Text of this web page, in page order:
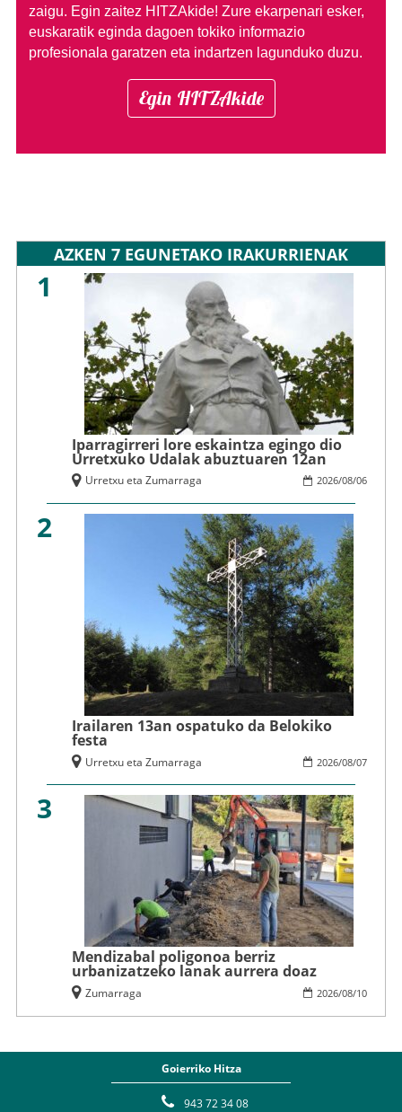
zaigu. Egin zaitez HITZAkide! Zure ekarpenari esker,
euskaratik eginda dagoen tokiko informazio
profesionala garatzen eta indartzen lagunduko duzu.
Egin HITZAkide
AZKEN 7 EGUNETAKO IRAKURRIENAK
1
Iparragirreri lore eskaintza egingo dio
Urretxuko Udalak abuztuaren 12an
2026/08/06
Urretxu eta Zumarraga
2
Irailaren 13an ospatuko da Belokiko
festa
2026/08/07
Urretxu eta Zumarraga
3
Mendizabal poligonoa berriz
urbanizatzeko lanak aurrera doaz
2026/08/10
Zumarraga
Goierriko Hitza
943 72 34 08